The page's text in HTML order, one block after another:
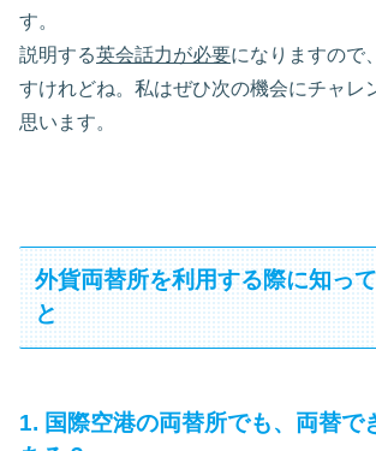
す。
説明する英会話力が必要になりますので
すけれどね。私はぜひ次の機会にチャレ
思います。
外貨両替所を利用する際に知っ
と
1. 国際空港の両替所でも、両替で